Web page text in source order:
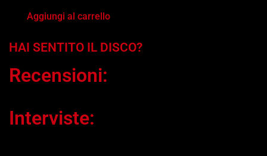
Aggiungi al carrello
HAI SENTITO IL DISCO?
Recensioni:
Interviste: